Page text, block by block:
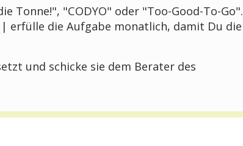
Tonne!", "CODYO" oder "Too-Good-To-Go".
erfülle die Aufgabe monatlich, damit Du die
und schicke sie dem Berater des